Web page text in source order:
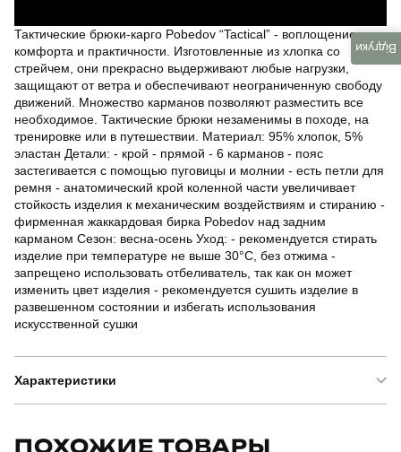
Тактические брюки-карго Pobedov “Tactical” - воплощение
комфорта и практичности. Изготовленные из хлопка со
стрейчем, они прекрасно выдерживают любые нагрузки,
защищают от ветра и обеспечивают неограниченную свободу
движений. Множество карманов позволяют разместить все
необходимое. Тактические брюки незаменимы в походе, на
тренировке или в путешествии. Материал: 95% хлопок, 5%
эластан Детали: - крой - прямой - 6 карманов - пояс
застегивается с помощью пуговицы и молнии - есть петли для
ремня - анатомический крой коленной части увеличивает
стойкость изделия к механическим воздействиям и стиранию -
фирменная жаккардовая бирка Pobedov над задним
карманом Сезон: весна-осень Уход: - рекомендуется стирать
изделие при температуре не выше 30°C, без отжима -
запрещено использовать отбеливатель, так как он может
изменить цвет изделия - рекомендуется сушить изделие в
развешенном состоянии и избегать использования
искусственной сушки
Характеристики
ПОХОЖИЕ ТОВАРЫ
Відгуки